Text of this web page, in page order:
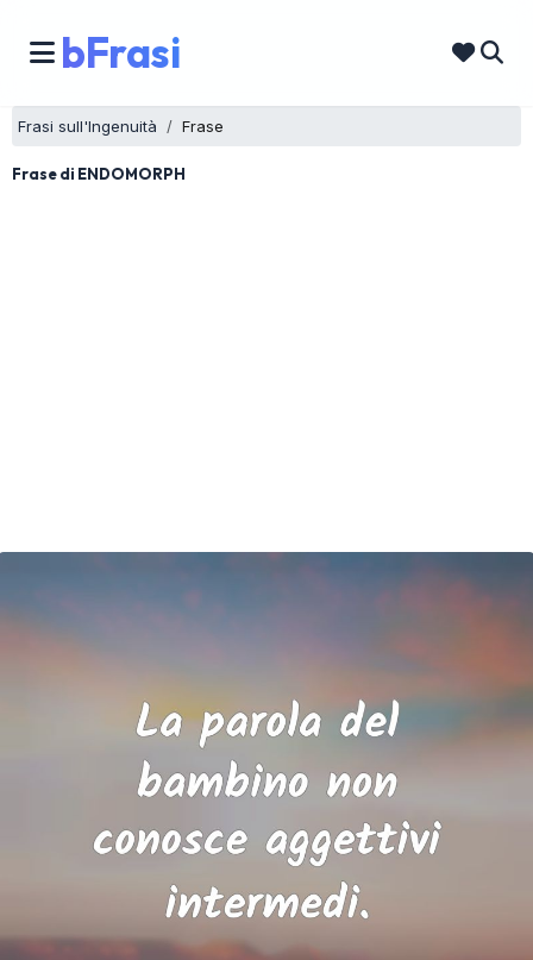
bFrasi
Frasi sull'Ingenuità Frase
Frase di ENDOMORPH